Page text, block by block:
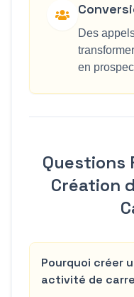
Des
en
Questions
Création
Pourquoi créer
activité de